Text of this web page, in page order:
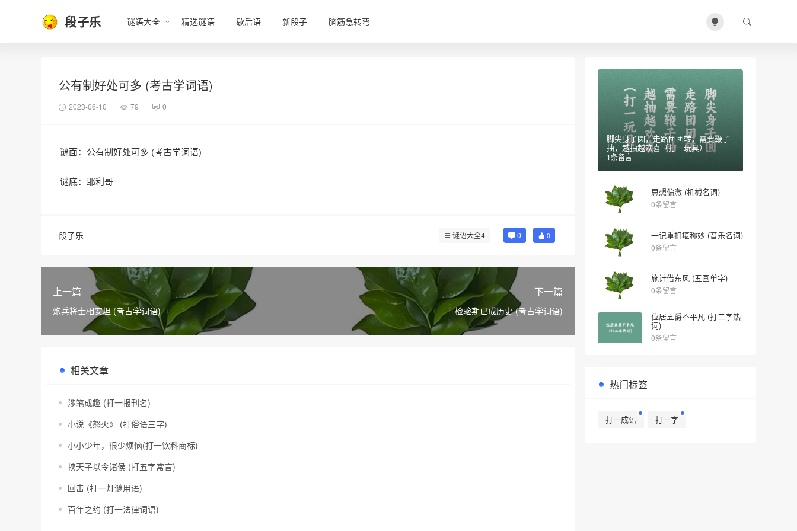
段子乐 谜语大全 精选谜语 歇后语 新段子 脑筋急转弯
公有制好处可多 (考古学词语)
2023-06-10 79 0
谜面：公有制好处可多 (考古学词语)
谜底：耶利哥
段子乐 谜语大全4 0 0
上一篇
炮兵将士相安坦 (考古学词语)
下一篇
检验期已成历史 (考古学词语)
相关文章
涉笔成趣 (打一报刊名)
小说《怒火》 (打俗语三字)
小小少年，很少烦恼(打一饮料商标)
挟天子以令诸侯 (打五字常言)
回击 (打一灯谜用语)
百年之约 (打一法律词语)
脚尖身子圆，走路团团转，需要鞭子
抽，越抽越欢喜（打一玩具）
1条留言
思想偏激 (机械名词)
0条留言
一记重扣堪称妙 (音乐名词)
0条留言
施计借东风 (五画单字)
0条留言
位居五爵不平凡 (打二字热
词)
0条留言
热门标签
打一成语 打一字